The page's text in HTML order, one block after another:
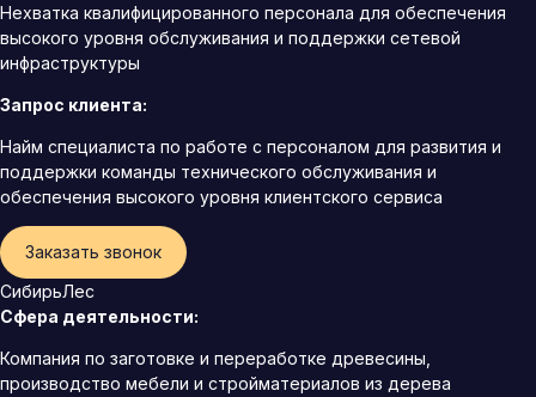
Нехватка квалифицированного персонала для обеспечения
высокого уровня обслуживания и поддержки сетевой
инфраструктуры
Запрос клиента:
Найм специалиста по работе с персоналом для развития и
поддержки команды технического обслуживания и
обеспечения высокого уровня клиентского сервиса
Заказать звонок
СибирьЛес
Сфера деятельности:
Компания по заготовке и переработке древесины,
производство мебели и стройматериалов из дерева